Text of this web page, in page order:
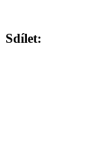
Sdílet: